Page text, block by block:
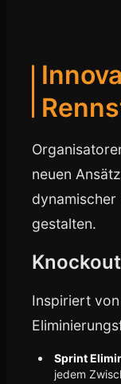
neuen
gestalten.
Inspiriert
Sprint
jedem